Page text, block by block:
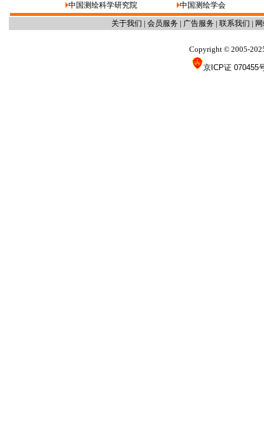
中国测绘科学研究院
中国测绘学会
关于我们 | 会员服务 | 广告服务 | 联系我们 |
Copyright © 2005-
京ICP证 070455